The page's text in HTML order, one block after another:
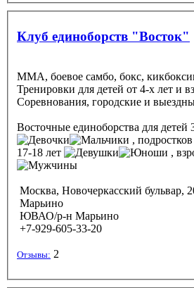
Клуб единоборств "Восток"
ММА, боевое самбо, бокс,
Тренировки для детей от 4-х лет и
Соревнования, городские и
Восточные единоборства для детей
,
17-18 лет
,
Москва, Новочеркасский бульвар,
Марьино
ЮВАО/р-н Марьино
+7-929-605-33-20
Отзывы: 2